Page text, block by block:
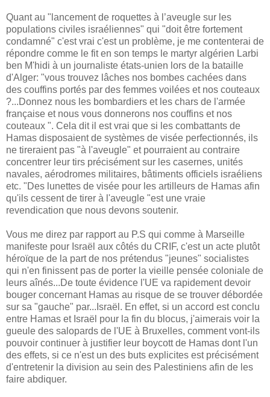
Quant au "lancement de roquettes à l’aveugle sur les
populations civiles israéliennes" qui "doit être fortement
condamné" c'est vrai c'est un problème, je me contenterai de
répondre comme le fit en son temps le martyr algérien Larbi
ben M'hidi à un journaliste états-unien lors de la bataille
d'Alger: "vous trouvez lâches nos bombes cachées dans
des couffins portés par des femmes voilées et nos couteaux
?...Donnez nous les bombardiers et les chars de l'armée
française et nous vous donnerons nos couffins et nos
couteaux ". Cela dit il est vrai que si les combattants de
Hamas disposaient de systèmes de visée perfectionnés, ils
ne tireraient pas "à l'aveugle" et pourraient au contraire
concentrer leur tirs précisément sur les casernes, unités
navales, aérodromes militaires, bâtiments officiels israéliens
etc. "Des lunettes de visée pour les artilleurs de Hamas afin
qu'ils cessent de tirer à l'aveugle "est une vraie
revendication que nous devons soutenir.
Vous me direz par rapport au P.S qui comme à Marseille
manifeste pour Israël aux côtés du CRIF, c'est un acte plutôt
héroïque de la part de nos prétendus "jeunes" socialistes
qui n'en finissent pas de porter la vieille pensée coloniale de
leurs aînés...De toute évidence l'UE va rapidement devoir
bouger concernant Hamas au risque de se trouver débordée
sur sa "gauche" par...Israël. En effet, si un accord est conclu
entre Hamas et Israël pour la fin du blocus, j'aimerais voir la
gueule des salopards de l'UE à Bruxelles, comment vont-ils
pouvoir continuer à justifier leur boycott de Hamas dont l'un
des effets, si ce n'est un des buts explicites est précisément
d'entretenir la division au sein des Palestiniens afin de les
faire abdiquer.